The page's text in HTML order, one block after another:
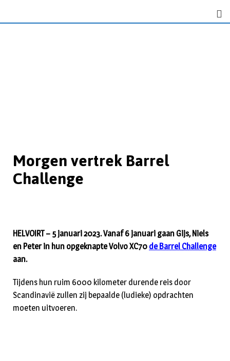
Morgen vertrek Barrel
Challenge
HELVOIRT – 5 januari 2023. Vanaf 6 januari gaan Gijs, Niels
en Peter in hun opgeknapte Volvo XC70 de Barrel Challenge
aan.
Tijdens hun ruim 6000 kilometer durende reis door
Scandinavië zullen zij bepaalde (ludieke) opdrachten
moeten uitvoeren.